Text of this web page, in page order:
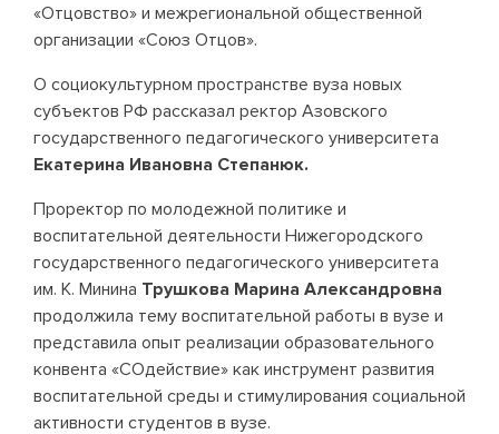
«Отцовство» и межрегиональной общественной
организации «Союз Отцов».
О социокультурном пространстве вуза новых
субъектов РФ рассказал ректор Азовского
государственного педагогического университета
Екатерина Ивановна Степанюк.
Проректор по молодежной политике и
воспитательной деятельности Нижегородского
государственного педагогического университета
им. К. Минина Трушкова Марина Александровна
продолжила тему воспитательной работы в вузе и
представила опыт реализации образовательного
конвента «СОдействие» как инструмент развития
воспитательной среды и стимулирования социальной
активности студентов в вузе.